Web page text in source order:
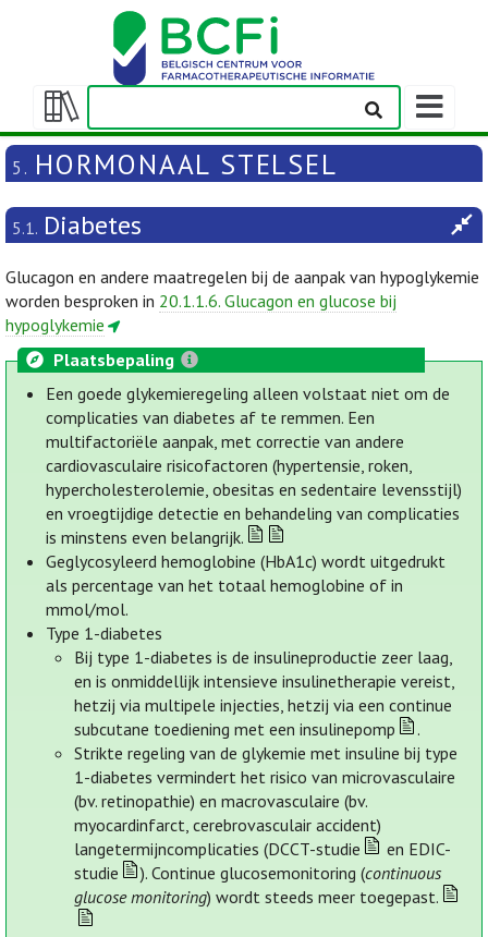
Weergeven/verbergen
inhoudstafel
5. HORMONAAL STELSEL
5.1. Diabetes
Glucagon en andere maatregelen bij de aanpak van hypoglykemie
worden besproken in 20.1.1.6. Glucagon en glucose bij
hypoglykemie
Plaatsbepaling
Een goede glykemieregeling alleen volstaat niet om de
complicaties van diabetes af te remmen. Een
multifactoriële aanpak, met correctie van andere
cardiovasculaire risicofactoren (hypertensie, roken,
hypercholesterolemie, obesitas en sedentaire levensstijl)
en vroegtijdige detectie en behandeling van complicaties
is minstens even belangrijk.
Geglycosyleerd hemoglobine (HbA1c) wordt uitgedrukt
als percentage van het totaal hemoglobine of in
mmol/mol.
Type 1-diabetes
Bij type 1-diabetes is de insulineproductie zeer laag,
en is onmiddellijk intensieve insulinetherapie vereist,
hetzij via multipele injecties, hetzij via een continue
subcutane toediening met een insulinepomp
.
Strikte regeling van de glykemie met insuline bij type
1-diabetes vermindert het risico van microvasculaire
(bv. retinopathie) en macrovasculaire (bv.
myocardinfarct, cerebrovasculair accident)
langetermijncomplicaties (DCCT-studie
en EDIC-
studie
). Continue glucosemonitoring (continuous
glucose monitoring) wordt steeds meer toegepast.